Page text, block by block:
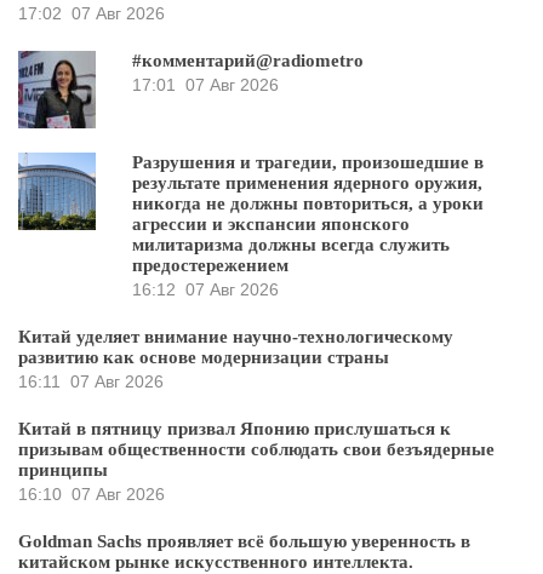
17:02 07 Авг 2026
#комментарий@radiometro
17:01
07 Авг 2026
Разрушения и трагедии, произошедшие в
результате применения ядерного оружия,
никогда не должны повториться, а уроки
агрессии и экспансии японского
милитаризма должны всегда служить
предостережением
16:12 07 Авг 2026
Китай уделяет внимание научно-технологическому
развитию как основе модернизации страны
16:11
07 Авг 2026
Китай в пятницу призвал Японию прислушаться к
призывам общественности соблюдать свои безъядерные
принципы
16:10 07 Авг 2026
Goldman Sachs проявляет всё большую уверенность в
китайском рынке искусственного интеллекта.